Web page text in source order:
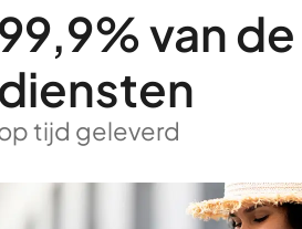
99,9% van de
tijd geleverd